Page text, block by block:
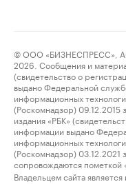
© ООО «БИЗНЕСПРЕСС»,
2026. Сообщения и
(свидетельство о
выдано Федеральной
информационных
(Роскомнадзор)
издания «РБК»
информации выдано
информационных
(Роскомнадзор)
сопровождаются пометкой
Владельцем сайта